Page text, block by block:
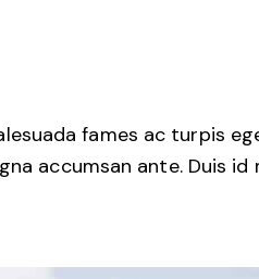
fames ac turpis
accumsan ante. Duis id